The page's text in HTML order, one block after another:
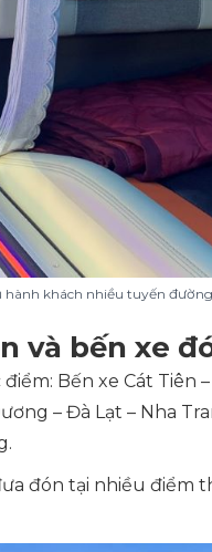
hành khách nhiều tuyến
và bến xe
Bến xe Cát Tiên
– Đà Lạt – Nha
đón tại nhiều